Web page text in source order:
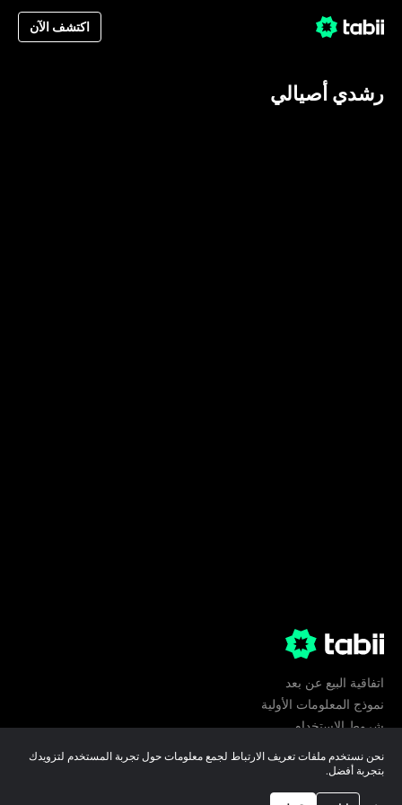
اكتشف الآن
رشدي أصيالي
اتفاقية البيع عن بعد
نموذج المعلومات الأولية
شروط الإستخدام
تفضيلات ملفات تعريف الارتباط
نحن نستخدم ملفات تعريف الارتباط لجمع معلومات حول تجربة المستخدم لتزويدك
بتجربة أفضل.